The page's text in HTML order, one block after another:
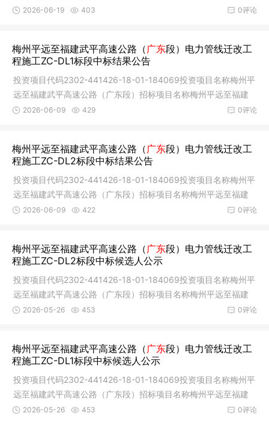
束共有6家投
0评论
2026-06-19 403
梅州平远至福建武平高速公路（广东段）电力管线迁改工
程施工ZC-DL1标段中标结果公告
投资项目代码2302-441426-18-01-184069投资项目名称梅州平
远至福建武平高速公路（广东段）招标项目名称梅州平远至福建
武平高速公
0评论
2026-06-09 429
梅州平远至福建武平高速公路（广东段）电力管线迁改工
程施工ZC-DL2标段中标结果公告
投资项目代码2302-441426-18-01-184069投资项目名称梅州平
远至福建武平高速公路（广东段）招标项目名称梅州平远至福建
武平高速公
0评论
2026-06-09 422
梅州平远至福建武平高速公路（广东段）电力管线迁改工
程施工ZC-DL2标段中标候选人公示
投资项目代码2302-441426-18-01-184069投资项目名称梅州平
远至福建武平高速公路（广东段）招标项目名称梅州平远至福建
武平高速公
0评论
2026-05-26 453
梅州平远至福建武平高速公路（广东段）电力管线迁改工
程施工ZC-DL1标段中标候选人公示
投资项目代码2302-441426-18-01-184069投资项目名称梅州平
远至福建武平高速公路（广东段）招标项目名称梅州平远至福建
武平高速公
0评论
2026-05-26 453